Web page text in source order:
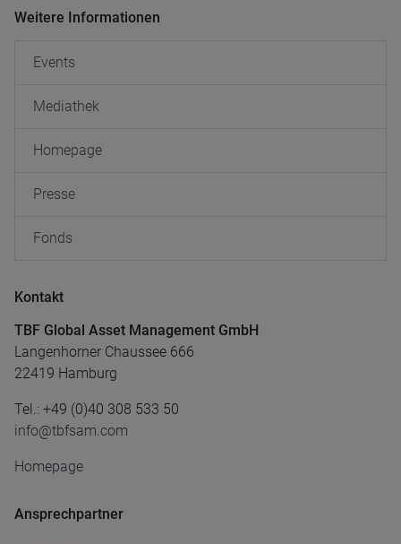
Weitere Informationen
Events
Mediathek
Homepage
Presse
Fonds
Kontakt
TBF Global Asset Management GmbH
Langenhorner Chaussee 666
22419 Hamburg
Tel.: +49 (0)40 308 533 50
info@tbfsam.com
Homepage
Ansprechpartner